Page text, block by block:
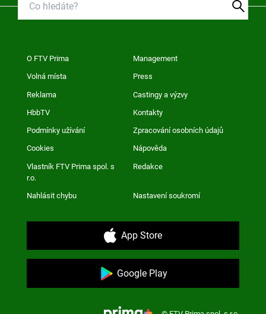
O FTV Prima Management
Volná místa Press
Reklama Castingy a výzvy
HbbTV Kontakty
Podmínky užívání Zpracování osobních údajů
Cookies Nápověda
Vlastník FTV Prima spol. s
r.o.
Redakce
Nahlásit chybu Nastavení soukromí
App Store
Google Play